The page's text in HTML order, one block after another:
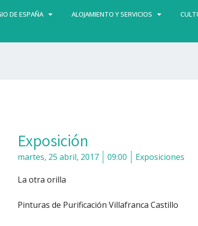
DE ESPAÑA ALOJAMIENTO Y SERVICIOS
Exposición
martes, 25 abril, 2017 09:00 Exposiciones
La otra orilla
Pinturas de Purificación Villafranca Castillo